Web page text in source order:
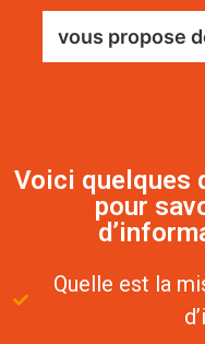
vous propose
Voici quelques
pour
Quelle est la